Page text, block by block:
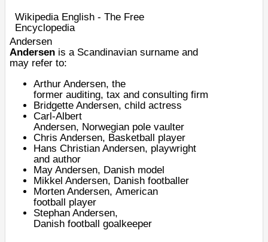
Wikipedia English - The Free
Encyclopedia
Andersen
Andersen is a Scandinavian surname and
may refer to:
Arthur Andersen, the
former auditing, tax and consulting firm
Bridgette Andersen, child actress
Carl-Albert
Andersen, Norwegian pole vaulter
Chris Andersen, Basketball player
Hans Christian Andersen, playwright
and author
May Andersen, Danish model
Mikkel Andersen, Danish footballer
Morten Andersen, American
football player
Stephan Andersen,
Danish football goalkeeper